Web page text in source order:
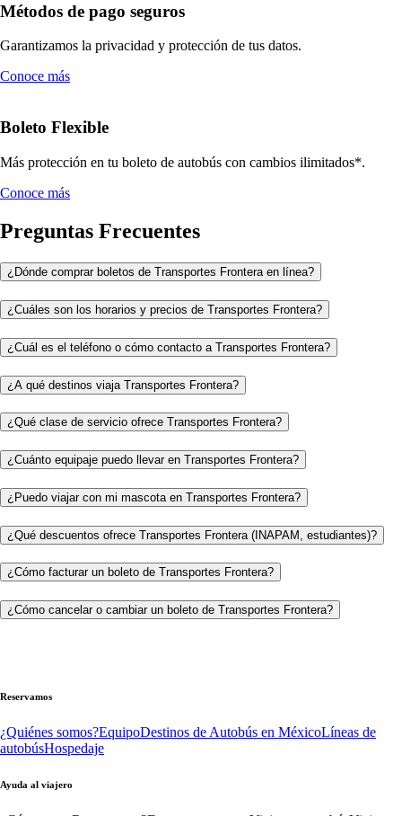
Métodos de pago seguros
Garantizamos la privacidad y protección de tus datos.
Conoce más
Boleto Flexible
Más protección en tu boleto de autobús con cambios ilimitados*.
Conoce más
Preguntas Frecuentes
¿Dónde comprar boletos de Transportes Frontera en línea?
¿Cuáles son los horarios y precios de Transportes Frontera?
¿Cuál es el teléfono o cómo contacto a Transportes Frontera?
¿A qué destinos viaja Transportes Frontera?
¿Qué clase de servicio ofrece Transportes Frontera?
¿Cuánto equipaje puedo llevar en Transportes Frontera?
¿Puedo viajar con mi mascota en Transportes Frontera?
¿Qué descuentos ofrece Transportes Frontera (INAPAM, estudiantes)?
¿Cómo facturar un boleto de Transportes Frontera?
¿Cómo cancelar o cambiar un boleto de Transportes Frontera?
Reservamos
¿Quiénes somos?EquipoDestinos de Autobús en MéxicoLíneas de
autobúsHospedaje
Ayuda al viajero